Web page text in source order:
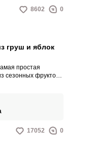
вкус компота
и вы в этом
8602 0
груш и яблок
простая
сезонных фруктов
17052 0